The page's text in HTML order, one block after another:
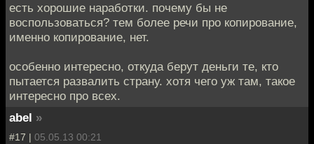
есть хорошие наработки. почему бы не
воспользоваться? тем более речи про копирование,
именно копирование, нет.
особенно интересно, откуда берут деньги те, кто
пытается развалить страну. хотя чего уж там, такое
интересно про всех.
abel »
#17 | 05.05.13 00:21